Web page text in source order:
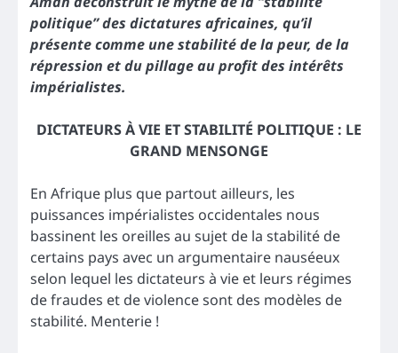
politique” des dictatures africaines, qu’il
présente comme une stabilité de la peur, de la
répression et du pillage au profit des intérêts
impérialistes.
DICTATEURS À VIE ET STABILITÉ POLITIQUE : LE
GRAND MENSONGE
En Afrique plus que partout ailleurs, les
puissances impérialistes occidentales nous
bassinent les oreilles au sujet de la stabilité de
certains pays avec un argumentaire nauséeux
selon lequel les dictateurs à vie et leurs régimes
de fraudes et de violence sont des modèles de
stabilité. Menterie !